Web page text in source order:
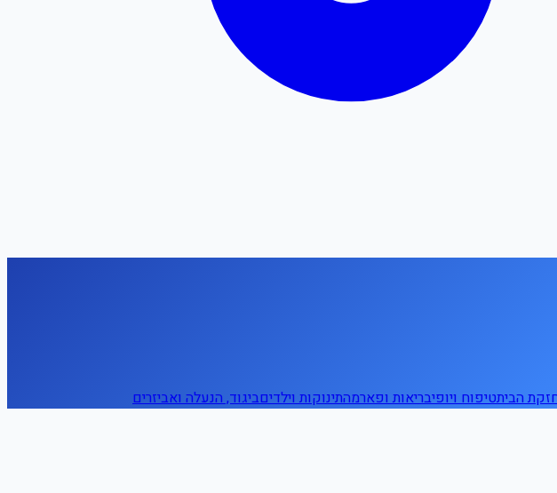
הביתטיפוח ויופיבריאות ופארמהתינוקות וילדיםביגוד, הנעלה ואביזרים